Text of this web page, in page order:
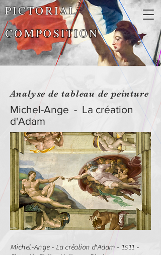
PICTORIAL
COMPOSITION
Analyse de tableau de peinture
Michel-Ange - La création
d'Adam
Michel-Ange - La création d'Adam - 1511 -